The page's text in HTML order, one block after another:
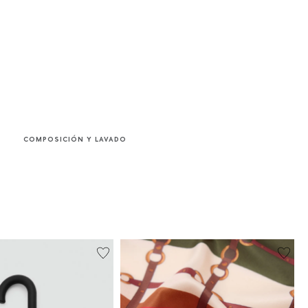
COMPOSICIÓN Y LAVADO